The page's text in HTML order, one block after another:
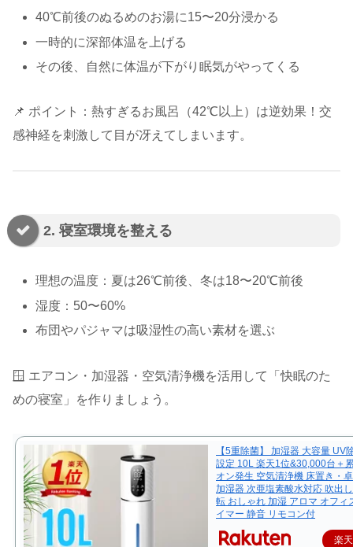
40℃前後のぬるめのお湯に15〜20分浸かる
一時的に深部体温を上げる
その後、自然に体温が下がり眠気がやってくる
📌 ポイント：熱すぎるお風呂（42℃以上）は逆効果！交
感神経を刺激して目が冴えてしまいます。
2. 寝室環境を整える
理想の温度：夏は26℃前後、冬は18〜20℃前後
湿度：50〜60%
布団やパジャマは吸湿性の高い素材を選ぶ
🪟 エアコン・加湿器・空気清浄機を活用して「快眠のた
めの寝室」を作りましょう。
【5重除菌】 加湿器 大容量 UV
設定 10L 楽天1位&30,000台＋
オン発生 空気清浄機 床置き・
加湿器 次亜塩素酸水対応 吹出
転 おしゃれ 加湿 アロマ オフィ
イマー 静音 リモコン付
楽